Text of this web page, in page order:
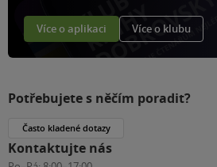
Více o aplikaci Více o klubu
Potřebujete s něčím poradit?
Často kladené dotazy
Kontaktujte nás